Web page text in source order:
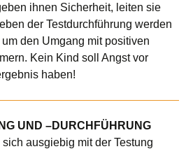
ihnen Sicherheit, leiten sie
der Testdurchführung werden
den Umgang mit positiven
Kein Kind soll Angst vor
haben!
UND –DURCHFÜHRUNG
ausgiebig mit der Testung